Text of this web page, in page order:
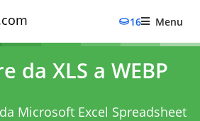
16 Menu
da XLS a WEBP
Microsoft Excel Spreadsheet